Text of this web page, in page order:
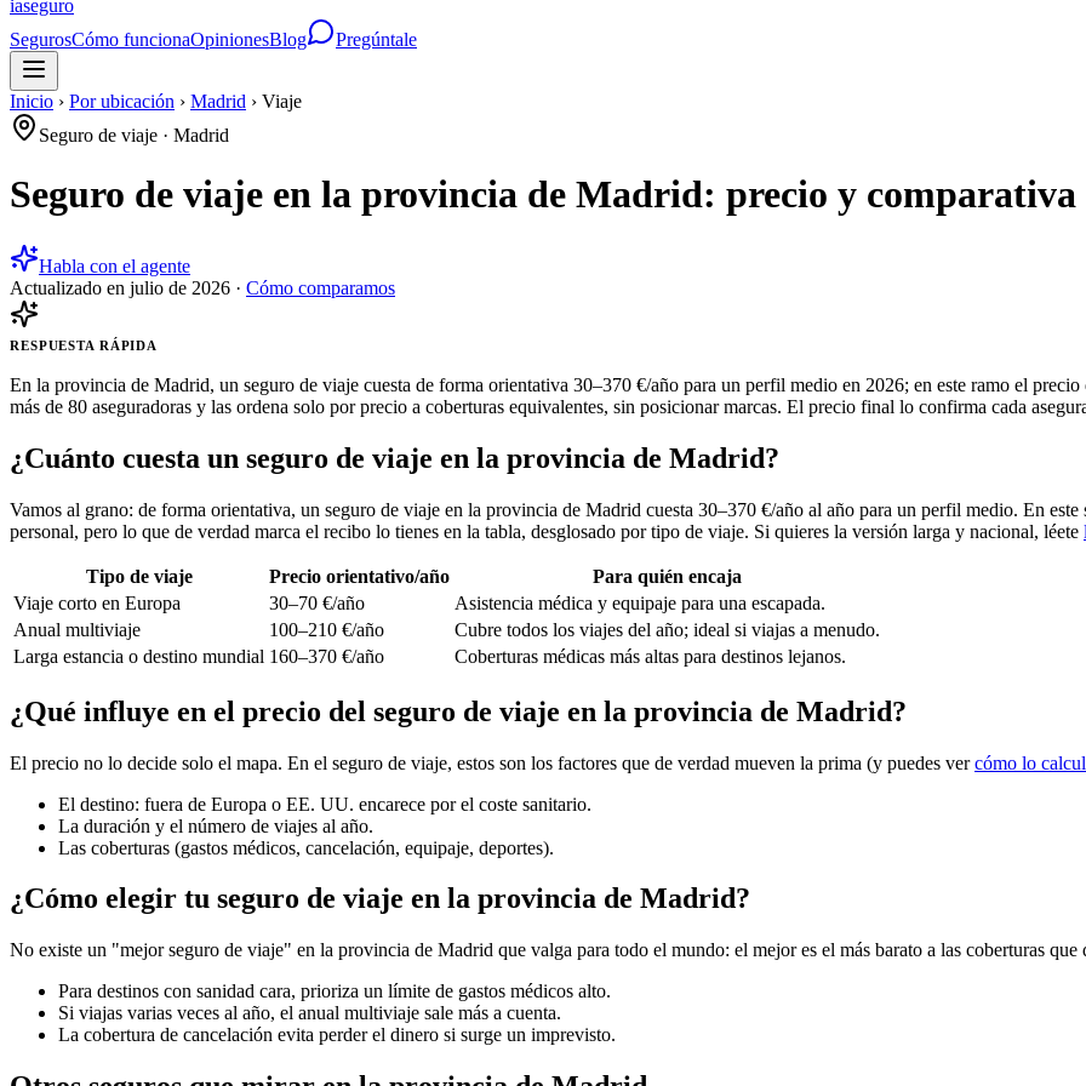
iaseguro
SegurosCómo funcionaOpinionesBlog Pregúntale
Inicio › Por ubicación › Madrid › Viaje
Seguro de viaje · Madrid
Seguro de viaje en la provincia de Madrid: precio y comparativa
Habla con el agente
Actualizado en julio de 2026 · Cómo comparamos
RESPUESTA RÁPIDA
En la provincia de Madrid, un seguro de viaje cuesta de forma orientativa 30–370 €/año para un perfil medio en 2026; en este ramo el
más de 80 aseguradoras y las ordena solo por precio a coberturas equivalentes, sin posicionar marcas. El precio final lo confirma cada
¿Cuánto cuesta un seguro de viaje en la provincia de Madrid?
Vamos al grano: de forma orientativa, un seguro de viaje en la provincia de Madrid cuesta 30–370 €/año al año para un perfil medio. En
personal, pero lo que de verdad marca el recibo lo tienes en la tabla, desglosado por tipo de viaje. Si quieres la versión larga y nacional, léete
Tipo de viaje Precio orientativo/año
Para quién encaja
Viaje corto en Europa
30–70 €/año
Asistencia médica y equipaje para una escapada.
Anual multiviaje
100–210 €/año
Cubre todos los viajes del año; ideal si viajas a menudo.
Larga estancia o destino mundial 160–370 €/año Coberturas médicas más altas para destinos lejanos.
¿Qué influye en el precio del seguro de viaje en la provincia de Madrid?
El precio no lo decide solo el mapa. En el seguro de viaje, estos son los factores que de verdad mueven la prima (y puedes vercómo lo
El destino: fuera de Europa o EE. UU. encarece por el coste sanitario.
La duración y el número de viajes al año.
Las coberturas (gastos médicos, cancelación, equipaje, deportes).
¿Cómo elegir tu seguro de viaje en la provincia de Madrid?
No existe un "mejor seguro de viaje" en la provincia de Madrid que valga para todo el mundo: el mejor es el más barato a las coberturas que
Para destinos con sanidad cara, prioriza un límite de gastos médicos alto.
Si viajas varias veces al año, el anual multiviaje sale más a cuenta.
La cobertura de cancelación evita perder el dinero si surge un imprevisto.